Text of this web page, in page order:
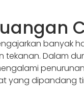
banyak
Dalam
yang dipandang